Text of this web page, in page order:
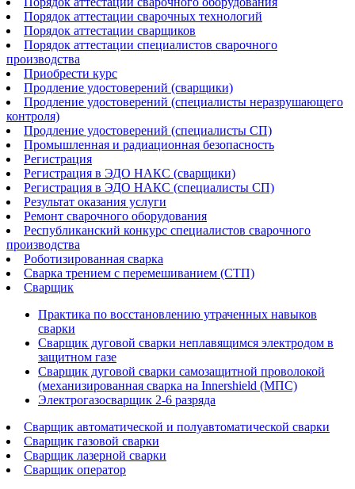
Порядок аттестации сварочных технологий
Порядок аттестации сварщиков
Порядок аттестации специалистов сварочного
производства
Приобрести курс
Продление удостоверений (сварщики)
Продление удостоверений (специалисты неразрушающего
контроля)
Продление удостоверений (специалисты СП)
Промышленная и радиационная безопасность
Регистрация
Регистрация в ЭДО НАКС (сварщики)
Регистрация в ЭДО НАКС (специалисты СП)
Результат оказания услуги
Ремонт сварочного оборудования
Республиканский конкурс специалистов сварочного
производства
Роботизированная сварка​
Сварка трением с перемешиванием (СТП)
Сварщик
Практика по восстановлению утраченных навыков
сварки
Сварщик дуговой сварки неплавящимся электродом в
защитном газе
Сварщик дуговой сварки самозащитной проволокой
(механизированная сварка на Innershield (МПС)
Электрогазосварщик 2-6 разряда
Сварщик автоматической и полуавтоматической сварки
Сварщик газовой сварки
Сварщик лазерной сварки
Сварщик оператор